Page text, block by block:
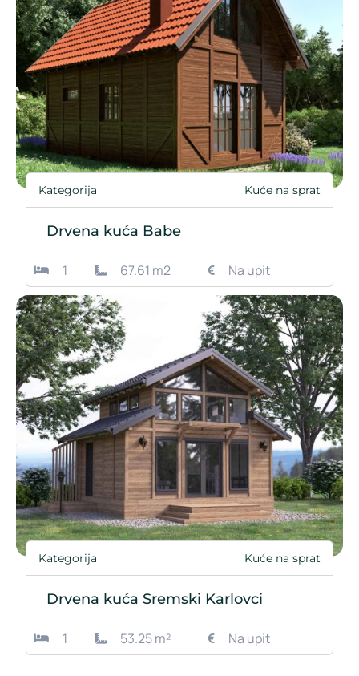
Kategorija Kuće na sprat
Drvena kuća Babe
1 67.61 m2 Na upit
Kategorija Kuće na sprat
Drvena kuća Sremski Karlovci
1 53.25 m² Na upit